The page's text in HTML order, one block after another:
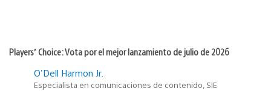
Players’ Choice: Vota por el mejor lanzamiento de julio de 2026
O'Dell Harmon Jr.
Especialista en comunicaciones de contenido, SIE